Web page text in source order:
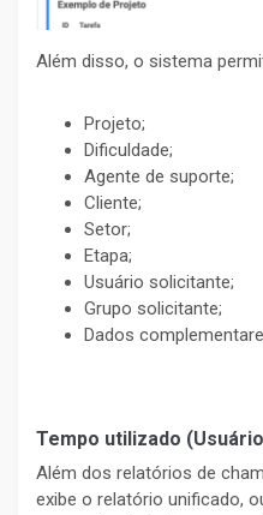
Além disso, o sistema
Projeto;
Dificuldade;
Agente de suporte;
Cliente;
Setor;
Etapa;
Usuário solicitante;
Grupo solicitante;
Dados
Tempo utilizado
Além dos relatórios de
exibe o relatório unificado,